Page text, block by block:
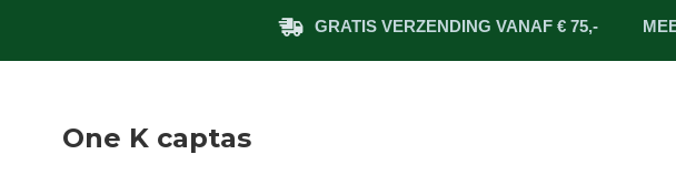
GRATIS VERZENDING VANAF € 75,-
One K captas